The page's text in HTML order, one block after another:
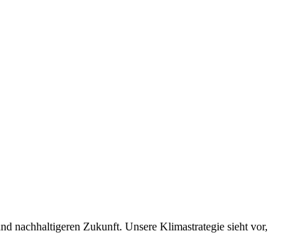
nachhaltigeren Zukunft. Unsere Klimastrategie sieht vor,